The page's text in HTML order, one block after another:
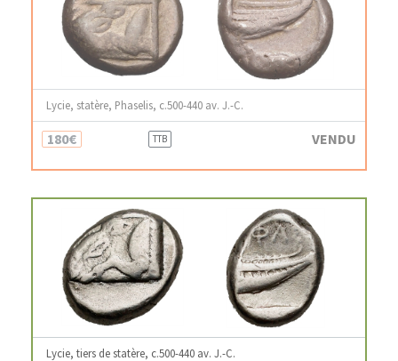
Lycie, statère, Phaselis, c.500-440 av. J.-C.
180€ TTB VENDU
Lycie, tiers de statère, c.500-440 av. J.-C.